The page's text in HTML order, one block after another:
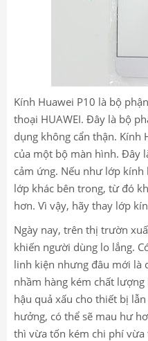
Kính Huawei P10 là bộ
thoại HUAWEI. Đây là bộ
dụng không cẩn thận. Kính
của một bộ màn hình. Đây
cảm ứng. Nếu như lớp kính
lớp khác bên trong, từ đó
hơn. Vì vậy, hãy thay lớp
Ngày nay, trên thị trườn
khiến người dùng lo lắng.
linh kiện nhưng đâu mới là
nhầm hàng kém chất
hậu quả xấu cho thiết bị
hưởng, có thể sẽ mau hư
thì vừa tốn kém chi phí vừa